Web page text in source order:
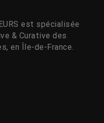
est spécialisée
& Curative des
en Île-de-France.